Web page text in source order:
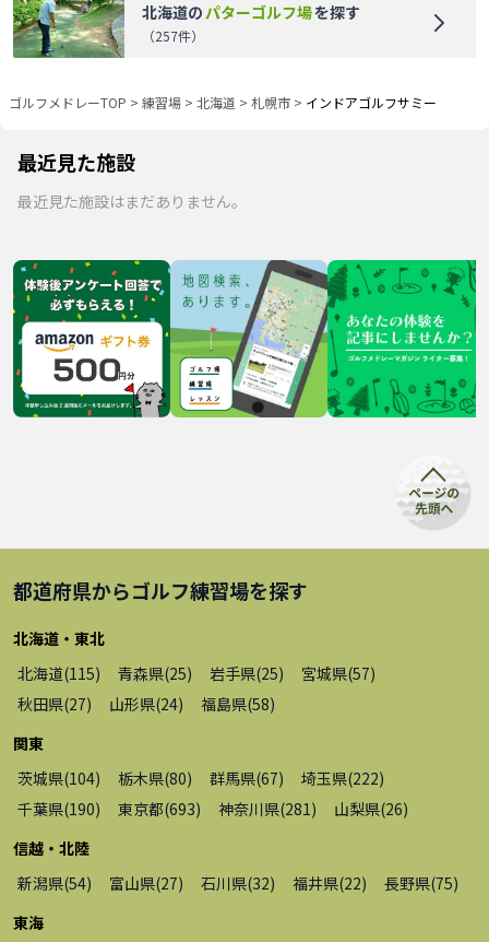
北海道の パターゴルフ場を探す
（257件）
ゴルフメドレーTOP > 練習場 > 北海道 > 札幌市 > インドアゴルフサミー
最近見た施設
最近見た施設はまだありません。
都道府県からゴルフ練習場を探す
北海道・東北
北海道(115) 青森県(25) 岩手県(25) 宮城県(57)
秋田県(27) 山形県(24) 福島県(58)
関東
茨城県(104) 栃木県(80) 群馬県(67) 埼玉県(222)
千葉県(190) 東京都(693) 神奈川県(281 ) 山梨県(26)
信越・北陸
新潟県(54) 富山県(27) 石川県(32) 福井県(22) 長野県(75)
東海